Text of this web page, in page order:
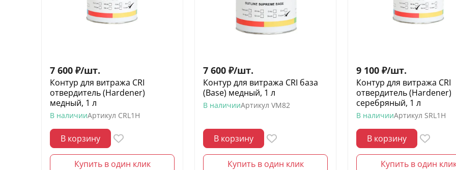
7 600 ₽/шт.
Контур для витража CRI
отвердитель (Hardener)
медный, 1 л
В наличииАртикул CRL1H
В корзину
Купить в один клик
7 600 ₽/шт.
Контур для витража CRI база
(Base) медный, 1 л
В наличииАртикул VM82
В корзину
Купить в один клик
9 100 ₽/шт.
Контур для витража CRI
отвердитель (Hardener)
серебряный, 1 л
В наличииАртикул SRL1H
В корзину
Купить в один